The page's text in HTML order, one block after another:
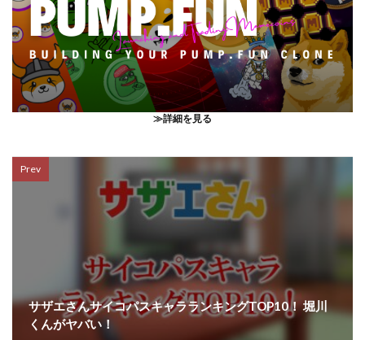
≫詳細を見る
Prev
サザエさんサイコパスキャラランキングTOP10！ 堀川
くんがヤバい！